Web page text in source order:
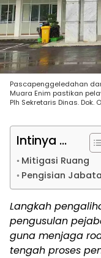
Pascapenggeledahan
Muara Enim pastikan
Plh Sekretaris Dinas. Dok.
Intinya ...
Mitigasi Ruang
Pengisian
Langkah
pengusulan
guna menjaga
tengah proses